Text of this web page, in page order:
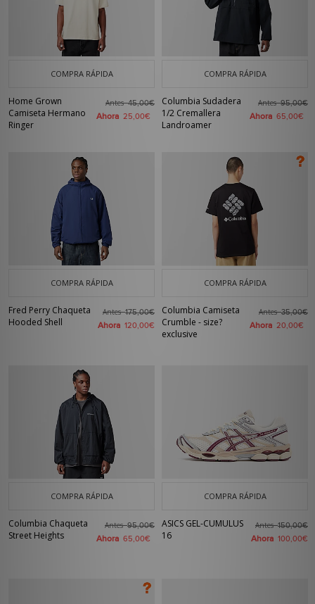
COMPRA RÁPIDA
Home Grown
Camiseta Hermano
Ringer
Antes45,00€
Ahora 25,00€
COMPRA RÁPIDA
Columbia Sudadera
1/2 Cremallera
Landroamer
Antes95,00€
Ahora 65,00€
COMPRA RÁPIDA
Fred Perry Chaqueta
Hooded Shell
Antes175,00€
Ahora 120,00€
COMPRA RÁPIDA
Columbia Camiseta
Crumble - size?
exclusive
Antes35,00€
Ahora 20,00€
COMPRA RÁPIDA
Columbia Chaqueta
Street Heights
Antes95,00€
Ahora 65,00€
COMPRA RÁPIDA
ASICS GEL-CUMULUS
16
Antes150,00€
Ahora 100,00€